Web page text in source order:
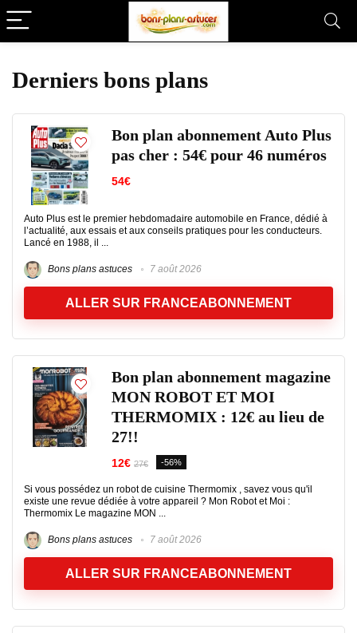
Derniers bons plans
Bon plan abonnement Auto Plus
pas cher : 54€ pour 46 numéros
54€
Auto Plus est le premier hebdomadaire automobile en France, dédié à
l’actualité, aux essais et aux conseils pratiques pour les conducteurs.
Lancé en 1988, il ...
Bons plans astuces 7 août 2026
ALLER SUR FRANCEABONNEMENT
Bon plan abonnement magazine
MON ROBOT ET MOI
THERMOMIX : 12€ au lieu de
27!!
12€ 27€ -56%
Si vous possédez un robot de cuisine Thermomix , savez vous qu'il
existe une revue dédiée à votre appareil ? Mon Robot et Moi :
Thermomix Le magazine MON ...
Bons plans astuces 7 août 2026
ALLER SUR FRANCEABONNEMENT